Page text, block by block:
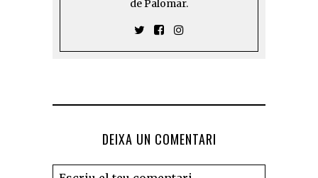
de Palomar.
DEIXA UN COMENTARI